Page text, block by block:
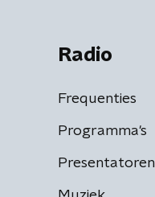
Radio
Frequenties
Programma's
Presentatoren